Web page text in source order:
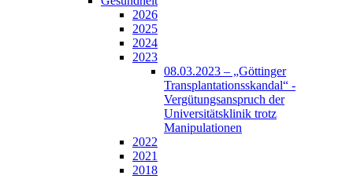
2026
2025
2024
2023
08.03.2023 – „Göttinger
Transplantationsskandal“ -
Vergütungsanspruch der
Universitätsklinik trotz
Manipulationen
2022
2021
2018